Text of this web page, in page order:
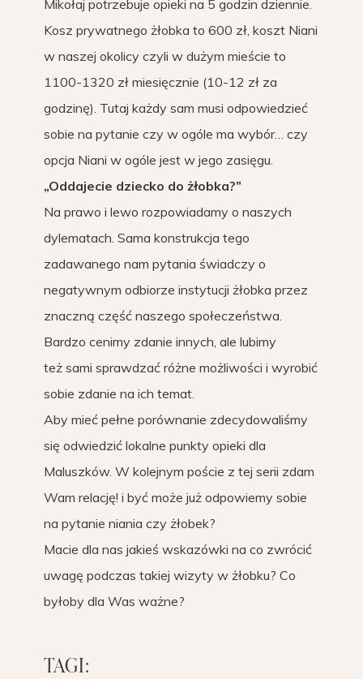
Mikołaj potrzebuje opieki na 5 godzin dziennie.
Kosz prywatnego żłobka to 600 zł, koszt Niani
w naszej okolicy czyli w dużym mieście to
1100-1320 zł miesięcznie (10-12 zł za
godzinę). Tutaj każdy sam musi odpowiedzieć
sobie na pytanie czy w ogóle ma wybór… czy
opcja Niani w ogóle jest w jego zasięgu.
„Oddajecie dziecko do żłobka?”
Na prawo i lewo rozpowiadamy o naszych
dylematach. Sama konstrukcja tego
zadawanego nam pytania świadczy o
negatywnym odbiorze instytucji żłobka przez
znaczną część naszego społeczeństwa.
Bardzo cenimy zdanie innych, ale lubimy
też sami sprawdzać różne możliwości i wyrobić
sobie zdanie na ich temat.
Aby mieć pełne porównanie zdecydowaliśmy
się odwiedzić lokalne punkty opieki dla
Maluszków. W kolejnym poście z tej serii zdam
Wam relację! i być może już odpowiemy sobie
na pytanie niania czy żłobek?
Macie dla nas jakieś wskazówki na co zwrócić
uwagę podczas takiej wizyty w żłobku? Co
byłoby dla Was ważne?
TAGI: